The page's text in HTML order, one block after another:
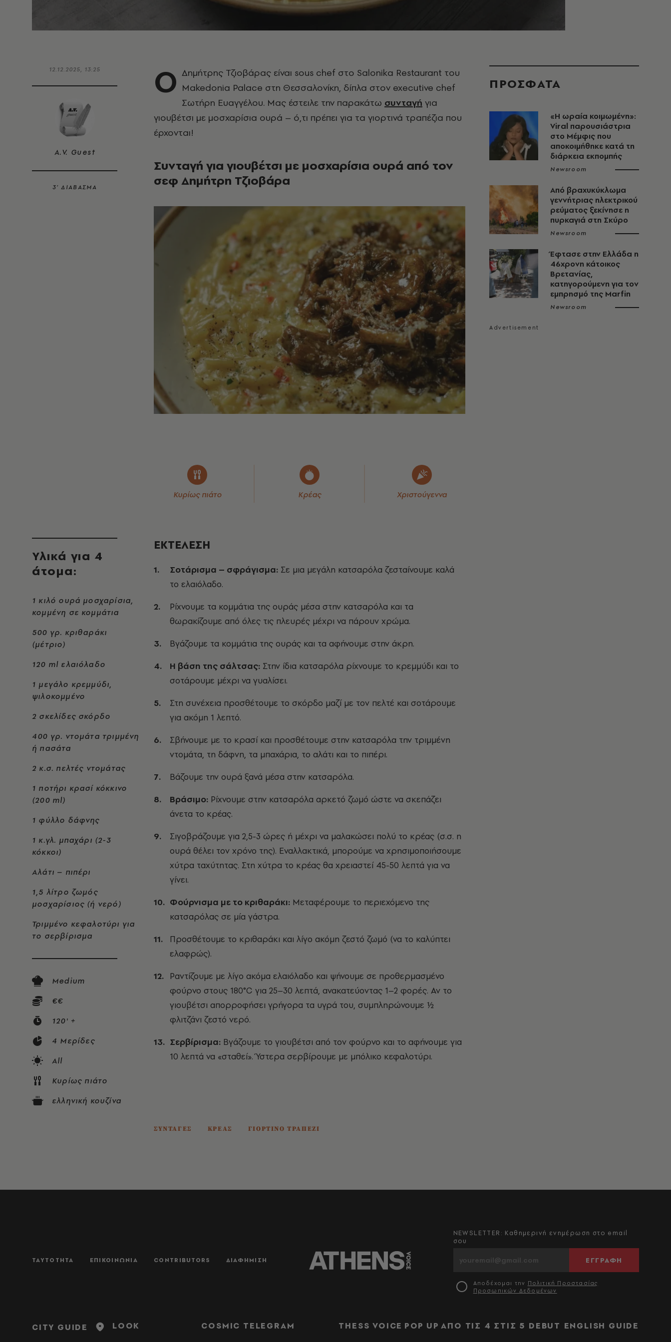
12.12.2025, 13:25
A.V. Guest
3’ ΔΙΑΒΑΣΜΑ
Ο Δημήτρης Τζιοβάρας είναι sous chef στο Salonika Restaurant του
Makedonia Palace στη Θεσσαλονίκη, δίπλα στον executive chef
Σωτήρη Ευαγγέλου. Μας έστειλε την παρακάτω συνταγή για
γιουβέτσι με μοσχαρίσια ουρά – ό,τι πρέπει για τα γιορτινά τραπέζια που
έρχονται!
Συνταγή για γιουβέτσι με μοσχαρίσια ουρά από τον
σεφ Δημήτρη Τζιοβάρα
Κυρίως πιάτο Κρέας Χριστούγεννα
Υλικά για 4
άτομα:
1 κιλό ουρά μοσχαρίσια,
κομμένη σε κομμάτια
500 γρ. κριθαράκι
(μέτριο)
120 ml ελαιόλαδο
1 μεγάλο κρεμμύδι,
ψιλοκομμένο
2 σκελίδες σκόρδο
400 γρ. ντομάτα τριμμένη
ή πασάτα
2 κ.σ. πελτές ντομάτας
1 ποτήρι κρασί κόκκινο
(200 ml)
1 φύλλο δάφνης
1 κ.γλ. μπαχάρι (2-3
κόκκοι)
Αλάτι – πιπέρι
1,5 λίτρο ζωμός
μοσχαρίσιος (ή νερό)
Τριμμένο κεφαλοτύρι για
το σερβίρισμα
Medium
€€
120' +
4 Μερίδες
All
Κυρίως πιάτο
ελληνική κουζίνα
ΕΚΤΕΛΕΣΗ
Σοτάρισμα – σφράγισμα: Σε μια μεγάλη κατσαρόλα ζεσταίνουμε καλά
το ελαιόλαδο.
Ρίχνουμε τα κομμάτια της ουράς μέσα στην κατσαρόλα και τα
θωρακίζουμε από όλες τις πλευρές μέχρι να πάρουν χρώμα.
Βγάζουμε τα κομμάτια της ουράς και τα αφήνουμε στην άκρη.
Η βάση της σάλτσας: Στην ίδια κατσαρόλα ρίχνουμε το κρεμμύδι και το
σοτάρουμε μέχρι να γυαλίσει.
Στη συνέχεια προσθέτουμε το σκόρδο μαζί με τον πελτέ και σοτάρουμε
για ακόμη 1 λεπτό.
Σβήνουμε με το κρασί και προσθέτουμε στην κατσαρόλα την τριμμένη
ντομάτα, τη δάφνη, τα μπαχάρια, το αλάτι και το πιπέρι.
Βάζουμε την ουρά ξανά μέσα στην κατσαρόλα.
Βράσιμο: Ρίχνουμε στην κατσαρόλα αρκετό ζωμό ώστε να σκεπάζει
άνετα το κρέας.
Σιγοβράζουμε για 2,5-3 ώρες ή μέχρι να μαλακώσει πολύ το κρέας (σ.σ. η
ουρά θέλει τον χρόνο της). Εναλλακτικά, μπορούμε να χρησιμοποιήσουμε
χύτρα ταχύτητας. Στη χύτρα το κρέας θα χρειαστεί 45-50 λεπτά για να
γίνει.
Φούρνισμα με το κριθαράκι: Μεταφέρουμε το περιεχόμενο της
κατσαρόλας σε μία γάστρα.
Προσθέτουμε το κριθαράκι και λίγο ακόμη ζεστό ζωμό (να το καλύπτει
ελαφρώς).
Ραντίζουμε με λίγο ακόμα ελαιόλαδο και ψήνουμε σε προθερμασμένο
φούρνο στους 180°C για 25–30 λεπτά, ανακατεύοντας 1–2 φορές. Αν το
γιουβέτσι απορροφήσει γρήγορα τα υγρά του, συμπληρώνουμε ½
φλιτζάνι ζεστό νερό.
Σερβίρισμα: Βγάζουμε το γιουβέτσι από τον φούρνο και το αφήνουμε για
10 λεπτά να «σταθεί». Ύστερα σερβίρουμε με μπόλικο κεφαλοτύρι.
ΣΥΝΤΑΓΕΣ ΚΡΕΑΣ ΓΙΟΡΤΙΝΟ ΤΡΑΠΕΖΙ
ΠΡΟΣΦΑΤΑ
«H ωραία κοιμωμένη»:
Viral παρουσιάστρια
στο Μέμφις που
αποκοιμήθηκε κατά τη
διάρκεια εκπομπής
Newsroom
Από βραχυκύκλωμα
γεννήτριας ηλεκτρικού
ρεύματος ξεκίνησε η
πυρκαγιά στη Σκύρο
Newsroom
Έφτασε στην Ελλάδα η
46χρονη κάτοικος
Βρετανίας,
κατηγορούμενη για τον
εμπρησμό της Marfin
Newsroom
ΤΑΥΤΟΤΗΤΑ ΕΠΙΚΟΙΝΩΝΙΑ CONTRIBUTORS ΔΙΑΦΗΜΙΣΗ
NEWSLETTER: Καθημερινή ενημέρωση στο email
σου
ΕΓΓΡΑΦΗ
Αποδέχομαι την Πολιτική Προστασίας
Προσωπικών Δεδομένων
CITY GUIDE LOOK COSMIC TELEGRAM THESS VOICE POP UP ΑΠΟ ΤΙΣ 4 ΣΤΙΣ 5 DEBUT ENGLISH GUIDE